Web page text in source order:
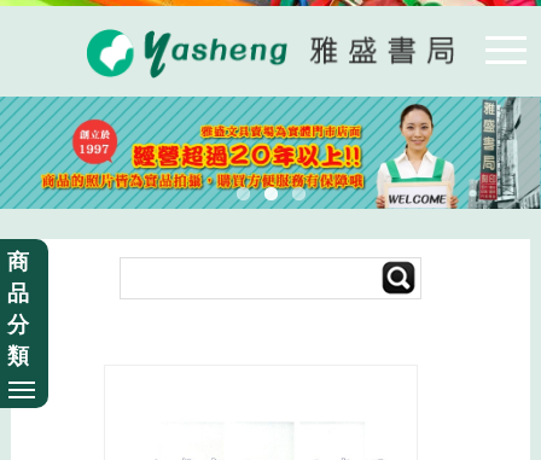
商
品
分
類